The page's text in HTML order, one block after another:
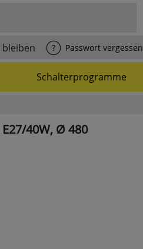
? Passwort vergessen
Schalterprogramme
E27/40W, Ø 480